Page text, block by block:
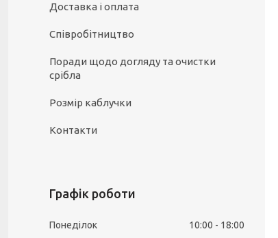
Доставка і оплата
Співробітництво
Поради щодо догляду та очистки
срібла
Розмір каблучки
Контакти
Графік роботи
Понеділок 10:00
18:00